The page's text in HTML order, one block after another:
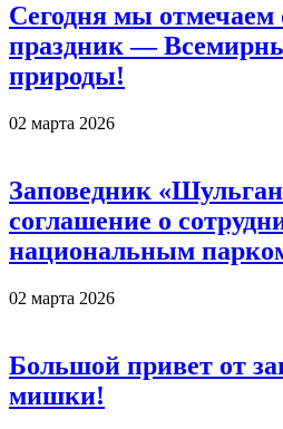
Сегодня мы отмечаем
праздник —
природы!
02 марта 2026
Заповедник
соглашение о
национальным
02 марта 2026
Большой привет от
мишки!